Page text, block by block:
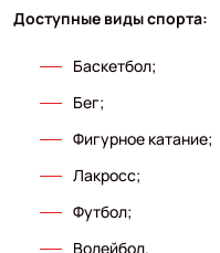
Доступные виды спорта:
Баскетбол;
Бег;
Фигурное катание;
Лакросс;
Футбол;
Волейбол.